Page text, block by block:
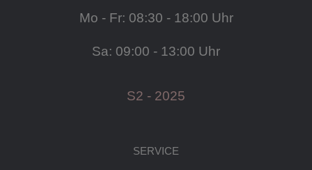
Mo - Fr: 08:30 - 18:00 Uhr
Sa: 09:00 - 13:00 Uhr
S2 - 2025
SERVICE